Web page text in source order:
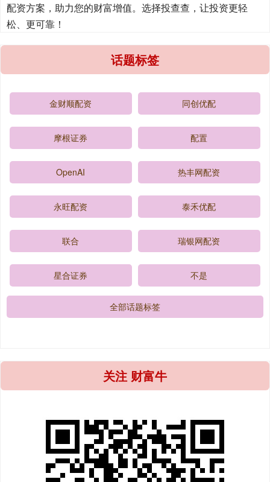
配资方案，助力您的财富增值。选择投查查，让投资更轻
松、更可靠！
话题标签
金财顺配资 同创优配
摩根证券 配置
OpenAI 热丰网配资
永旺配资 泰禾优配
联合 瑞银网配资
星合证券 不是
全部话题标签
关注 财富牛